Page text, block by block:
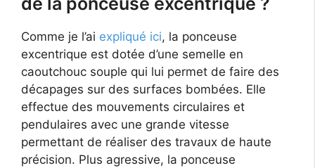
Comme je l’ai expliqué ici, la ponceuse
excentrique est dotée d’une semelle en
caoutchouc souple qui lui permet de faire des
décapages sur des surfaces bombées. Elle
effectue des mouvements circulaires et
pendulaires avec une grande vitesse
permettant de réaliser des travaux de haute
précision. Plus agressive, la ponceuse